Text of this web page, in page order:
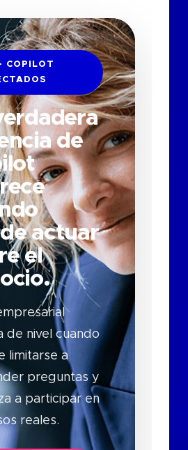
COPILOT
de
actuar
el
de nivel cuando
limitarse a
preguntas y
a participar en
reales.